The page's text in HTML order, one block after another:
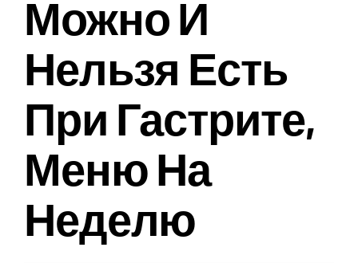
Можно И
Нельзя Есть
При Гастрите,
Меню На
Неделю